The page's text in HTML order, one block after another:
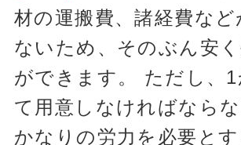
材の運搬費、諸経費など
ないため、そのぶん安
ができます。 ただし、
て用意しなければならな
かなりの労力を必要と